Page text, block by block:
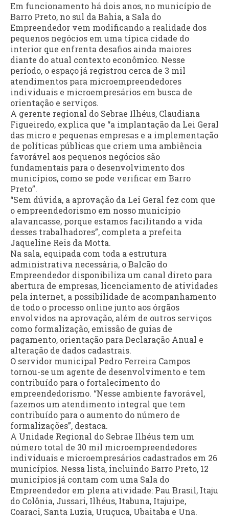
Em funcionamento há dois anos, no município de
Barro Preto, no sul da Bahia, a Sala do
Empreendedor vem modificando a realidade dos
pequenos negócios em uma típica cidade do
interior que enfrenta desafios ainda maiores
diante do atual contexto econômico. Nesse
período, o espaço já registrou cerca de 3 mil
atendimentos para microempreendedores
individuais e microempresários em busca de
orientação e serviços.
A gerente regional do Sebrae Ilhéus, Claudiana
Figueiredo, explica que “a implantação da Lei Geral
das micro e pequenas empresas e a implementação
de políticas públicas que criem uma ambiência
favorável aos pequenos negócios são
fundamentais para o desenvolvimento dos
municípios, como se pode verificar em Barro
Preto”.
“Sem dúvida, a aprovação da Lei Geral fez com que
o empreendedorismo em nosso município
alavancasse, porque estamos facilitando a vida
desses trabalhadores”, completa a prefeita
Jaqueline Reis da Motta.
Na sala, equipada com toda a estrutura
administrativa necessária, o Balcão do
Empreendedor disponibiliza um canal direto para
abertura de empresas, licenciamento de atividades
pela internet, a possibilidade de acompanhamento
de todo o processo online junto aos órgãos
envolvidos na aprovação, além de outros serviços
como formalização, emissão de guias de
pagamento, orientação para Declaração Anual e
alteração de dados cadastrais.
O servidor municipal Pedro Ferreira Campos
tornou-se um agente de desenvolvimento e tem
contribuído para o fortalecimento do
empreendedorismo. “Nesse ambiente favorável,
fazemos um atendimento integral que tem
contribuído para o aumento do número de
formalizações”, destaca.
A Unidade Regional do Sebrae Ilhéus tem um
número total de 30 mil microempreendedores
individuais e microempresários cadastrados em 26
municípios. Nessa lista, incluindo Barro Preto, 12
municípios já contam com uma Sala do
Empreendedor em plena atividade: Pau Brasil, Itaju
do Colônia, Jussari, Ilhéus, Itabuna, Itajuipe,
Coaraci, Santa Luzia, Uruçuca, Ubaitaba e Una.